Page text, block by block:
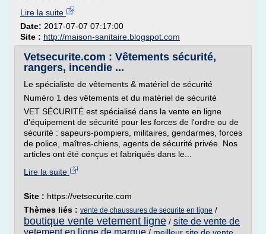
Lire la suite
Date: 2017-07-07 07:17:00
Site : http://maison-sanitaire.blogspot.com
Vetsecurite.com : Vêtements sécurité,
rangers, incendie ...
Le spécialiste de vêtements & matériel de sécurité
Numéro 1 des vêtements et du matériel de sécurité
VET SÉCURITÉ est spécialisé dans la vente en ligne
d'équipement de sécurité pour les forces de l'ordre ou de
sécurité : sapeurs-pompiers, militaires, gendarmes, forces
de police, maîtres-chiens, agents de sécurité privée. Nos
articles ont été conçus et fabriqués dans le...
Lire la suite
Site : https://vetsecurite.com
Thèmes liés : vente de chaussures de securite en ligne /
boutique vente vetement ligne / site de vente de
vetement en ligne de marque